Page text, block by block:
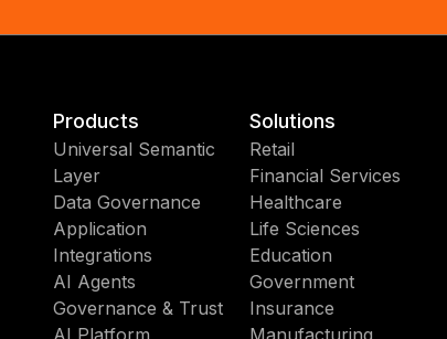
Products
Universal Semantic
Layer
Data Governance
Application
Integrations
AI Agents
Governance & Trust
Solutions
Retail
Financial Services
Healthcare
Life Sciences
Education
Government
Insurance